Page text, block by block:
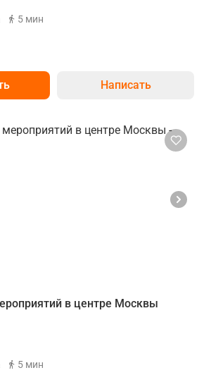
5 мин
Написать
в центре Москвы
5 мин